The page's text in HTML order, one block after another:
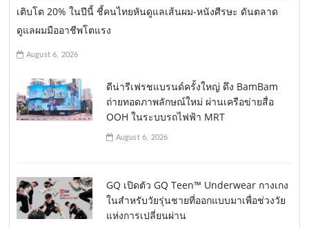
เติบโต 20% ในปีนี้ ชี้คนไทยหันดูแลเส้นผม-หนังศีรษะ ดันตลาด
ดูแลผมมืออาชีพโตแรง
August 6, 2026
ดีน่ารีเฟรชแบรนด์ครั้งใหญ่ ดึง BamBam
ถ่ายทอดภาพลักษณ์ใหม่ ผ่านเครือข่ายสื่อ
OOH ในระบบรถไฟฟ้า MRT
August 6, 2026
GQ เปิดตัว GQ Teen™ Underwear กางเกง
ในสำหรับวัยรุ่นชายที่ออกแบบมาเพื่อช่วงวัย
แห่งการเปลี่ยนผ่าน